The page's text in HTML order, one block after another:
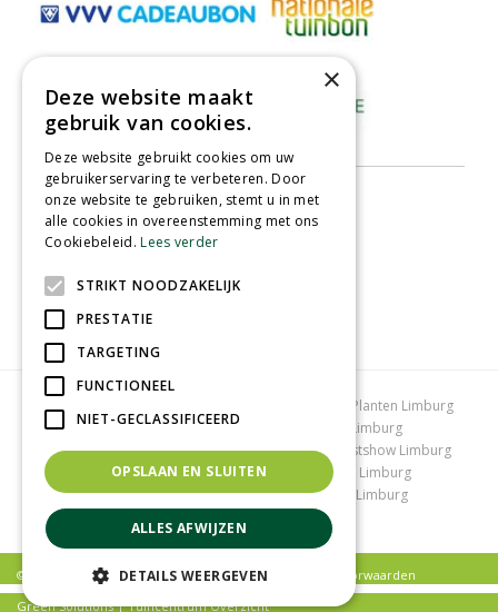
Tuincentrum Limburg
Planten Limburg
Bomen en struiken Limburg
Tuinplanten Limburg
Tuincentrum Vlodrop Gartencenter Vlodrop
Kerstshow Limburg
Kerstverlichting Lemax huisjes
Vijvervissen Limburg
Graszoden kopen Limburg Tuinmeubelen Limburg
Tuincentrum Roermond
© Tuincentrum Schmitz |Privacy policy|
Algemene voorwaarden
Green Solutions|Tuincentrum Overzicht
×
Deze website maakt
gebruik van cookies.
Deze website gebruikt cookies om uw
gebruikerservaring te verbeteren. Door
onze website te gebruiken, stemt u in met
alle cookies in overeenstemming met ons
Cookiebeleid.Lees verder
STRIKT NOODZAKELIJK
PRESTATIE
TARGETING
FUNCTIONEEL
NIET-GECLASSIFICEERD
OPSLAAN EN SLUITEN
ALLES AFWIJZEN
DETAILS WEERGEVEN